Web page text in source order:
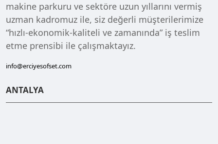
makine parkuru ve sektöre uzun yıllarını vermiş
uzman kadromuz ile, siz değerli müşterilerimize
“hızlı-ekonomik-kaliteli ve zamanında” iş teslim
etme prensibi ile çalışmaktayız.
info@erciyesofset.com
ANTALYA